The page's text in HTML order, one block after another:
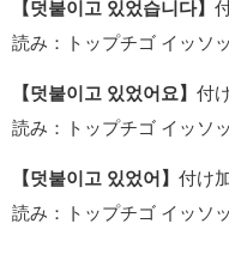
【덧붙이고 있었습니다】
読み：トップチゴ イッソ
【덧붙이고 있었어요】 付
読み：トップチゴ イッソ
【덧붙이고 있었어】 付け
読み：トップチゴ イッソ